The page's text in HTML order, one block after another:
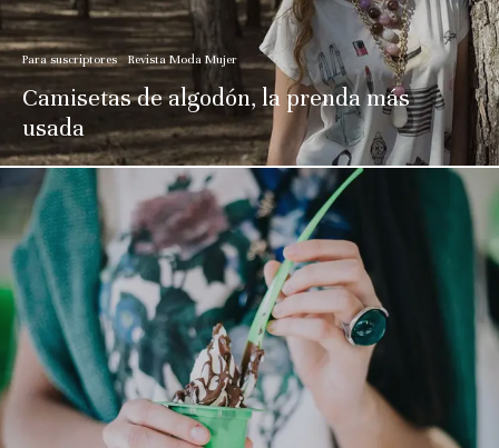
Para suscriptores Revista Moda Mujer
Camisetas de algodón, la prenda más
usada